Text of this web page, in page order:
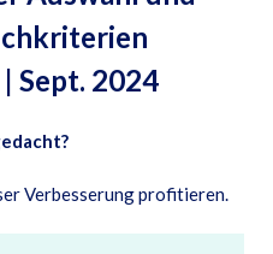
Sept. 2024
Verbesserung profitieren.